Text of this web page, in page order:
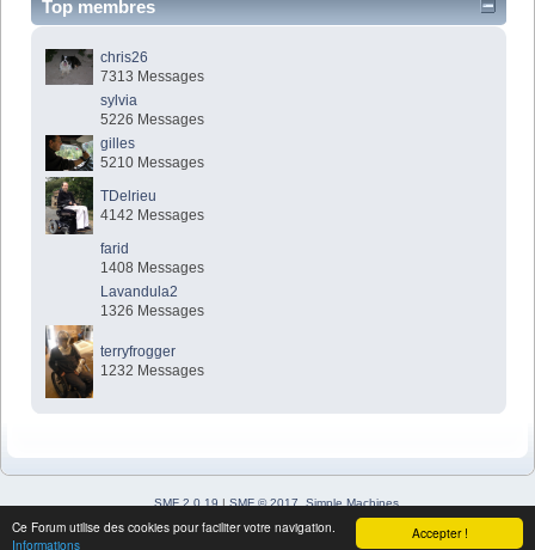
Accepter !
Ce Forum utilise des cookies pour faciliter votre navigation.
Informations
Top membres
chris26
7313 Messages
sylvia
5226 Messages
gilles
5210 Messages
TDelrieu
4142 Messages
farid
1408 Messages
Lavandula2
1326 Messages
terryfrogger
1232 Messages
SMF 2.0.19 | SMF © 2017
Simple Machines
Simple Audio Video Embedder
SimplePortal 2.3.7 © 2008-2026, SimplePortal